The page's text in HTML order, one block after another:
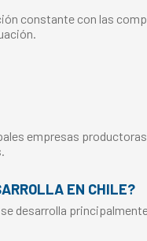
constante con las
empresas
EN CHILE?
desarrolla